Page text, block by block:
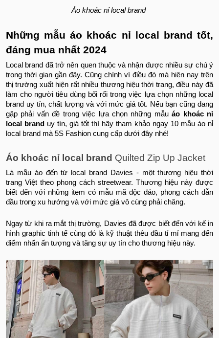
Áo khoác nỉ local brand
Những mẫu áo khoác nỉ local brand tốt,
đáng mua nhất 2024
Local brand đã trở nên quen thuộc và nhận được nhiều sự chú ý
trong thời gian gần đây. Cũng chính vì điều đó mà hiện nay trên
thị trường xuất hiện rất nhiều thương hiệu thời trang, điều này đã
làm cho người tiêu dùng bối rối trong việc lựa chọn những local
brand uy tín, chất lượng và với mức giá tốt. Nếu bạn cũng đang
gặp phải vấn đề trong việc lựa chọn những mẫuáo khoác nỉ
local brand uy tín, giá tốt thì hãy tham khảo ngay 10 mẫu áo nỉ
local brand mà 5S Fashion cung cấp dưới đây nhé!
Áo khoác nỉ local brand Quilted Zip Up Jacket
Là mẫu áo đến từ local brand Davies - một thương hiệu thời
trang Việt theo phong cách streetwear. Thương hiệu này được
biết đến với những item có mẫu mã độc đáo, phong cách dẫn
đầu trong xu hướng và với mức giá vô cùng phải chăng.
Ngay từ khi ra mắt thị trường, Davies đã được biết đến với kế in
hình graphic tinh tế cùng đó là kỹ thuật thêu đầu tỉ mỉ mang đến
điểm nhấn ấn tượng và tăng sự uy tín cho thương hiệu này.